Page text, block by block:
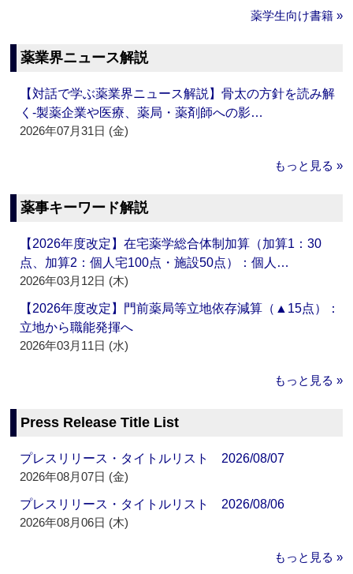
薬学生向け書籍 »
薬業界ニュース解説
【対話で学ぶ薬業界ニュース解説】骨太の方針を読み解
く‐製薬企業や医療、薬局・薬剤師への影…
2026年07月31日 (金)
もっと見る »
薬事キーワード解説
【2026年度改定】在宅薬学総合体制加算（加算1：30
点、加算2：個人宅100点・施設50点）：個人…
2026年03月12日 (木)
【2026年度改定】門前薬局等立地依存減算（▲15点）：
立地から職能発揮へ
2026年03月11日 (水)
もっと見る »
Press Release Title List
プレスリリース・タイトルリスト 2026/08/07
2026年08月07日 (金)
プレスリリース・タイトルリスト 2026/08/06
2026年08月06日 (木)
もっと見る »